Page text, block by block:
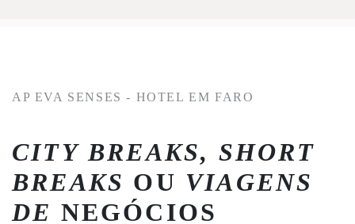
AP EVA SENSES - HOTEL EM FARO
CITY BREAKS, SHORT
BREAKS OU VIAGENS
DE NEGÓCIOS